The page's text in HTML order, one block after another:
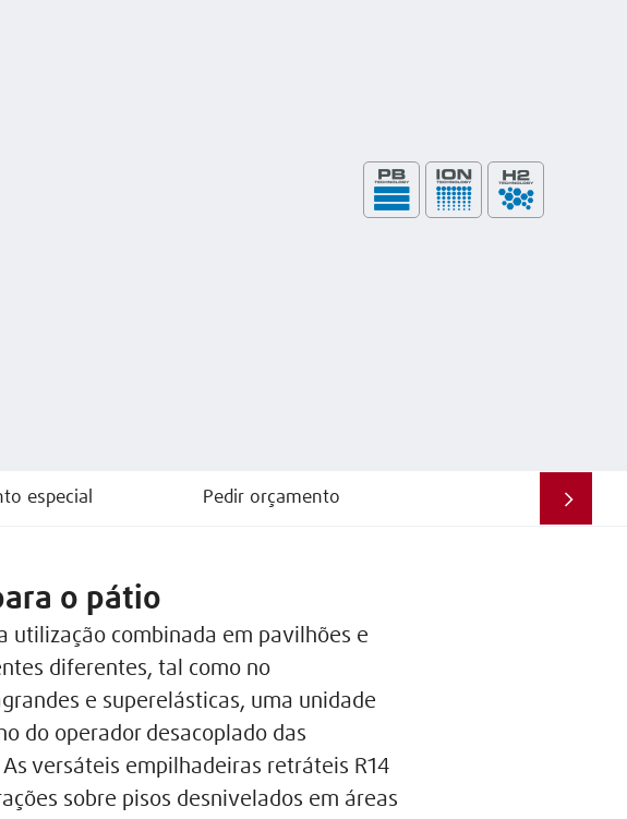
especial Pedir orçamento
o pátio
utilização combinada em pavilhões e
diferentes, tal como no
e superelásticas, uma unidade
do operador desacoplado das
versáteis empilhadeiras retráteis R14
sobre pisos desnivelados em áreas